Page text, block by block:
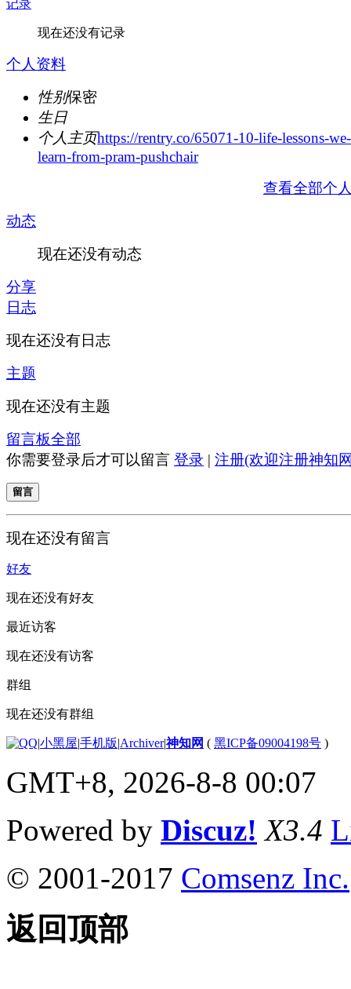
记录
现在还没有记录
个人资料
性别保密
生日
个人主页https://rentry.co/65071-10-life-lessons-
learn-from-pram-pushchair
查看全部个
动态
现在还没有动态
分享
日志
现在还没有日志
主题
现在还没有主题
留言板全部
你需要登录后才可以留言 登录 | 注册(欢迎注册神知
留言
现在还没有留言
好友
现在还没有好友
最近访客
现在还没有访客
群组
现在还没有群组
|小黑屋|手机版|Archiver|神知网 ( 黑ICP备09004198号 )
GMT+8, 2026-8-8 00:07
Powered by Discuz! X3.4
© 2001-2017 Comsenz Inc.
返回顶部